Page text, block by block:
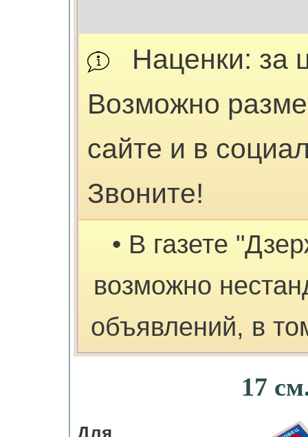
Наценки: за
Возможно
сайте и в
Звоните!
• В газете
возможно
объявлений, в
Для
17